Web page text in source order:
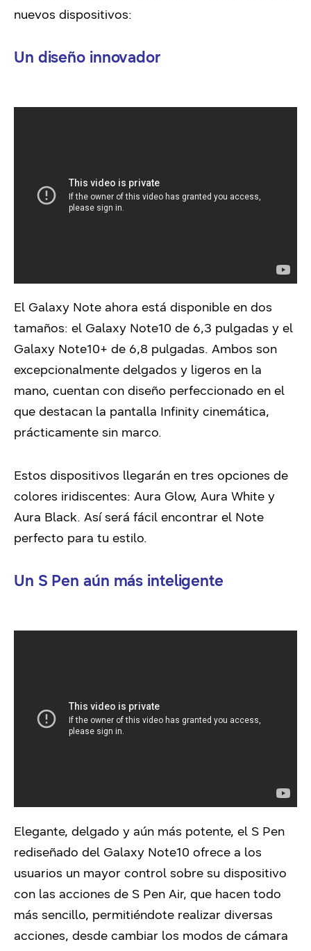
nuevos dispositivos:
Un diseño innovador
El Galaxy Note ahora está disponible en dos
tamaños: el Galaxy Note10 de 6,3 pulgadas y el
Galaxy Note10+ de 6,8 pulgadas. Ambos son
excepcionalmente delgados y ligeros en la
mano, cuentan con diseño perfeccionado en el
que destacan la pantalla Infinity cinemática,
prácticamente sin marco.
Estos dispositivos llegarán en tres opciones de
colores iridiscentes: Aura Glow, Aura White y
Aura Black. Así será fácil encontrar el Note
perfecto para tu estilo.
Un S Pen aún más inteligente
Elegante, delgado y aún más potente, el S Pen
rediseñado del Galaxy Note10 ofrece a los
usuarios un mayor control sobre su dispositivo
con las acciones de S Pen Air, que hacen todo
más sencillo, permitiéndote realizar diversas
acciones, desde cambiar los modos de cámara